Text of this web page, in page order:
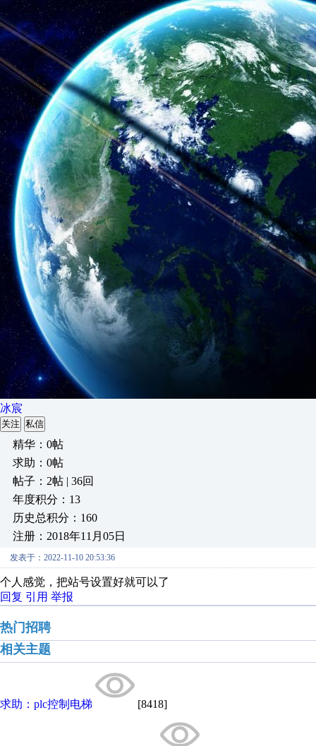
冰宸
关注 私信
精华：0帖
求助：0帖
帖子：2帖 | 36回
年度积分：13
历史总积分：160
注册：2018年11月05日
发表于：2022-11-10 20:53:36
个人感觉，把站号设置好就可以了
回复 引用 举报
热门招聘
相关主题
求助：plc控制电梯 [8418]